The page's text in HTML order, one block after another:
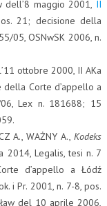
dell’8 maggio 2001, II
21; decisione della
05, OSNwSK 2006, n.
ottobre 2000, II AKa
Corte d’appello a
Lex n. 181688; 15
A., WAŻNY A., Kodeks
2014, Legalis, tesi n. 7
d’appello a Łódź
i Pr. 2001, n. 7-8, pos.
del 10 aprile 2006,